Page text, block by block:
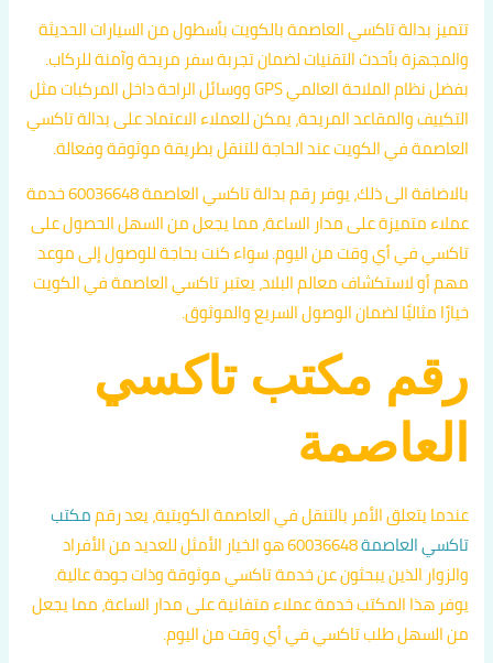
تتميز بدالة تاكسي العاصمة بالكويت بأسطول من السيارات الحديثة
والمجهزة بأحدث التقنيات لضمان تجربة سفر مريحة وآمنة للركاب.
بفضل نظام الملاحة العالمي GPS ووسائل الراحة داخل المركبات مثل
التكييف والمقاعد المريحة، يمكن للعملاء الاعتماد على بدالة تاكسي
العاصمة في الكويت عند الحاجة للتنقل بطريقة موثوقة وفعالة.
بالاضافة الى ذلك، يوفر رقم بدالة تاكسي العاصمة 60036648 خدمة
عملاء متميزة على مدار الساعة، مما يجعل من السهل الحصول على
تاكسي في أي وقت من اليوم. سواء كنت بحاجة للوصول إلى موعد
مهم أو لاستكشاف معالم البلاد، يعتبر تاكسي العاصمة في الكويت
خيارًا مثاليًا لضمان الوصول السريع والموثوق.
رقم مكتب تاكسي
العاصمة
عندما يتعلق الأمر بالتنقل في العاصمة الكويتية، يعد رقممكتب
تاكسي العاصمة
60036648 هو الخيار الأمثل للعديد من الأفراد
والزوار الذين يبحثون عن خدمة تاكسي موثوقة وذات جودة عالية.
يوفر هذا المكتب خدمة عملاء متفانية على مدار الساعة، مما يجعل
من السهل طلب تاكسي في أي وقت من اليوم.